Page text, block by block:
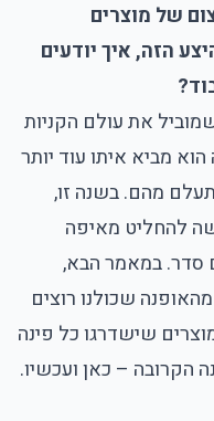
של מוצרים
הזה, איך יודעים
את עולם הקניות
מביא איתו עוד יותר
מהם. בשנה זו,
להחליט מאיפה
סדר. במאמר הבא,
שכולנו רוצים
שישדרגו כל פינה
הקרובה – כאן ועכשיו.